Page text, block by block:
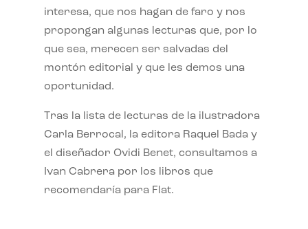
interesa, que nos hagan de faro y nos
propongan algunas lecturas que, por lo
que sea, merecen ser salvadas del
montón editorial y que les demos una
oportunidad.
Tras la lista de lecturas de la ilustradora
Carla Berrocal, la editora Raquel Bada y
el diseñador Ovidi Benet, consultamos a
Ivan Cabrera por los libros que
recomendaría para Flat.